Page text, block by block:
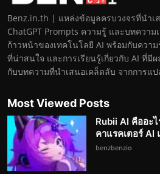
Benz.in.th | แหล่งข้อมูลครบวงจรที่นำเ
ChatGPT Prompts ความรู้ และบทควา
ก้าวหน้าของเทคโนโลยี AI พร้อมกับควา
ที่น่าสนใจ และการเรียนรู้เกี่ยวกับ AI ที่มี
กับบทความที่นำเสนอเคล็ดลับ จากการแ
Most Viewed Posts
Rubii AI คืออะ
คาแรคเตอร์ AI
benzbenzio